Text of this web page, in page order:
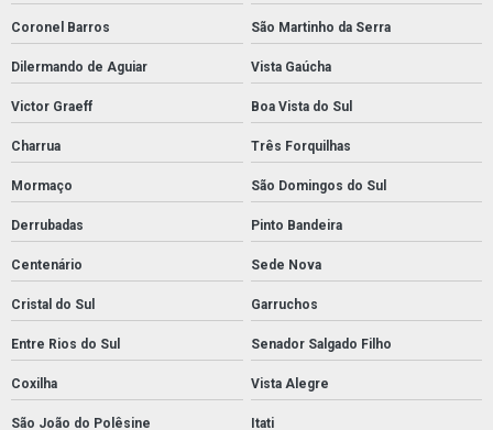
Coronel Barros São Martinho da Serra
Dilermando de Aguiar Vista Gaúcha
Victor Graeff Boa Vista do Sul
Charrua Três Forquilhas
Mormaço São Domingos do Sul
Derrubadas Pinto Bandeira
Centenário Sede Nova
Cristal do Sul Garruchos
Entre Rios do Sul Senador Salgado Filho
Coxilha Vista Alegre
São João do Polêsine Itati